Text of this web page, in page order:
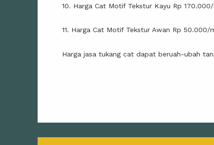
10. Harga Cat Motif Tekstur Kayu Rp 170.000/
11. Harga Cat Motif Tekstur Awan Rp 50.000/
Harga jasa tukang cat dapat beruah-ubah